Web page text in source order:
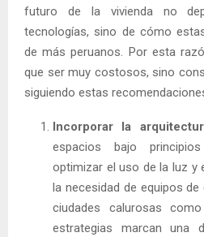
futuro de la vivienda no
tecnologías, sino de cómo
de más peruanos. Por esta
que ser muy costosos, sino
siguiendo estas
Incorporar la
espacios bajo
optimizar el uso de la luz y
la necesidad de equipos
ciudades calurosas
estrategias marcan una